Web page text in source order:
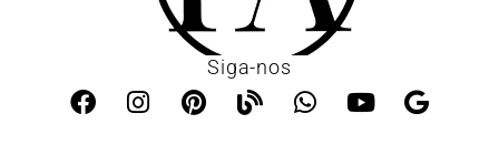
Siga-nos